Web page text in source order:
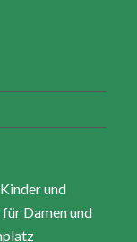
und
Damen und